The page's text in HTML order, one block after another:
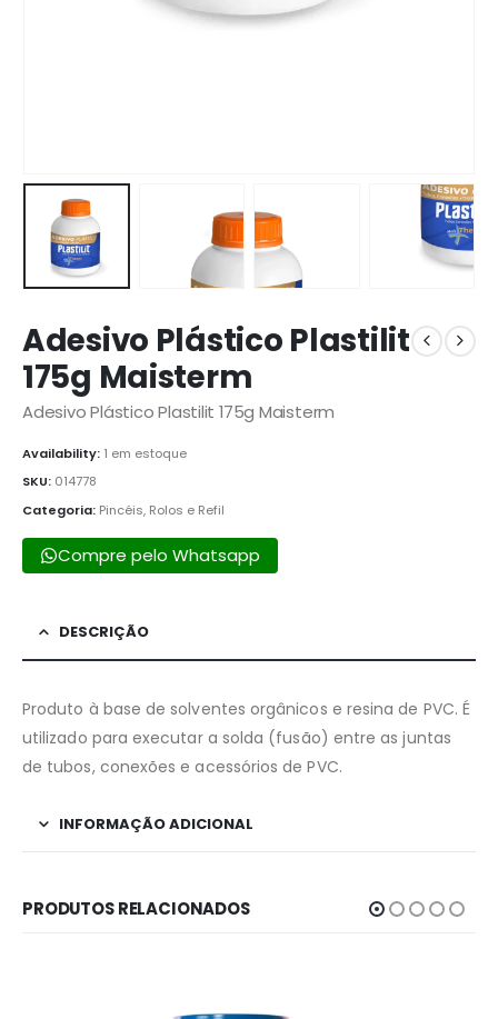
Adesivo Plástico Plastilit
175g Maisterm
Adesivo Plástico Plastilit 175g Maisterm
Availability: 1 em estoque
SKU: 014778
Categoria: Pincéis, Rolos e Refil
Compre pelo Whatsapp
DESCRIÇÃO
Produto à base de solventes orgânicos e resina de PVC. É
utilizado para executar a solda (fusão) entre as juntas
de tubos, conexões e acessórios de PVC.
INFORMAÇÃO ADICIONAL
PRODUTOS RELACIONADOS